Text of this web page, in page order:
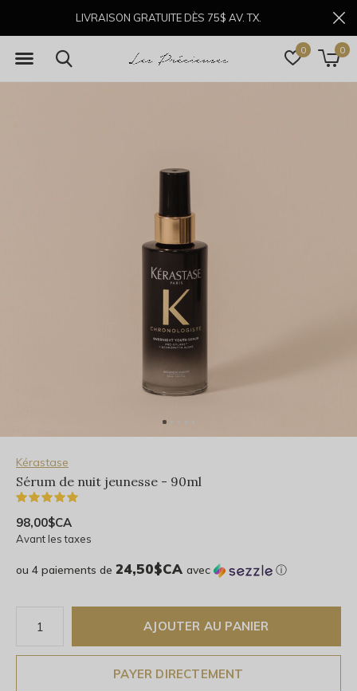
0 0
LIVRAISON GRATUITE DÈS 75$ AV. TX.
Kérastase
Sérum de nuit jeunesse - 90ml
98,00$CA
Avant les taxes
ou 4 paiements de 24,50$CA avec ⓘ
AJOUTER AU PANIER
PAYER DIRECTEMENT